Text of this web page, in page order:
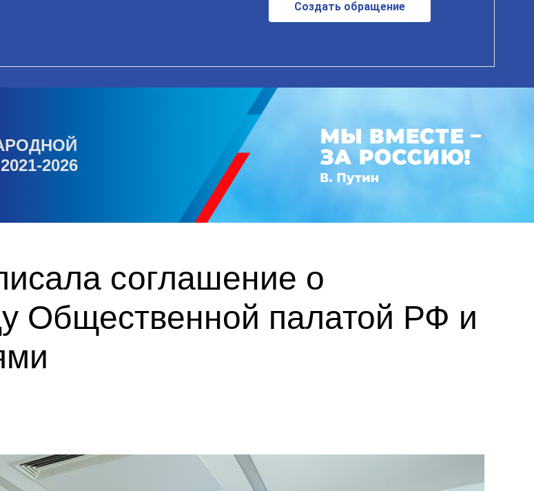
Создать обращение
2026
соглашение о
Общественной палатой РФ и